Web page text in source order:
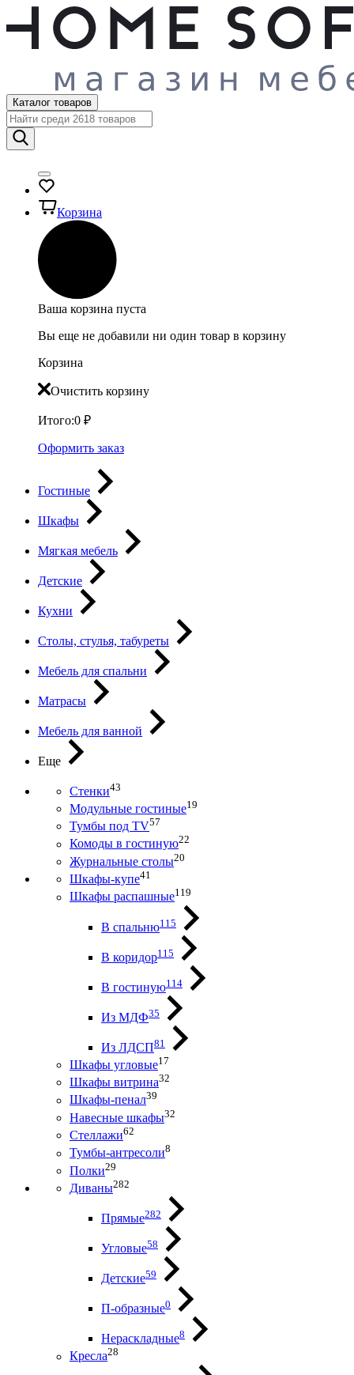
Каталог товаров
Корзина
Ваша корзина пуста
Вы еще не добавили ни один товар в корзину
Корзина
Очистить корзину
Итого:0 ₽
Оформить заказ
Гостиные
Шкафы
Мягкая мебель
Детские
Кухни
Столы, стулья, табуреты
Мебель для спальни
Матрасы
Мебель для ванной
Еще
Стенки43
Модульные гостиные19
Тумбы под ТV57
Комоды в гостиную22
Журнальные столы20
Шкафы-купе41
Шкафы распашные119
В спальню115
В коридор115
В гостиную114
Из МДФ35
Из ЛДСП81
Шкафы угловые17
Шкафы витрина32
Шкафы-пенал39
Навесные шкафы32
Стеллажи62
Тумбы-антресоли8
Полки29
Диваны282
Прямые282
Угловые58
Детские59
П-образные0
Нераскладные8
Кресла28